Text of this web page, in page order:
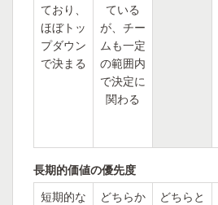
ており、
ほぼトッ
プダウン
で決まる
ている
が、チー
ムも一定
の範囲内
で決定に
関わる
長期的価値の優先度
短期的な
どちらか
どちらと